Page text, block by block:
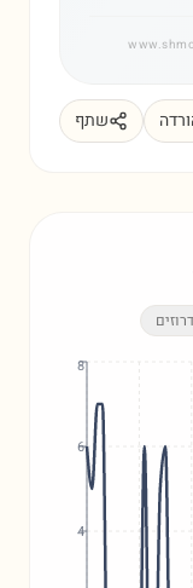
שתף
דרוזים
4
6
8